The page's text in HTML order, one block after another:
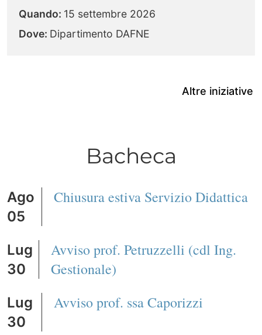
Quando: 15 settembre 2026
Dove: Dipartimento DAFNE
Altre iniziative
Bacheca
Ago
05
Chiusura estiva Servizio Didattica
Lug
30
Avviso prof. Petruzzelli (cdl Ing.
Gestionale)
Lug
30
Avviso prof. ssa Caporizzi